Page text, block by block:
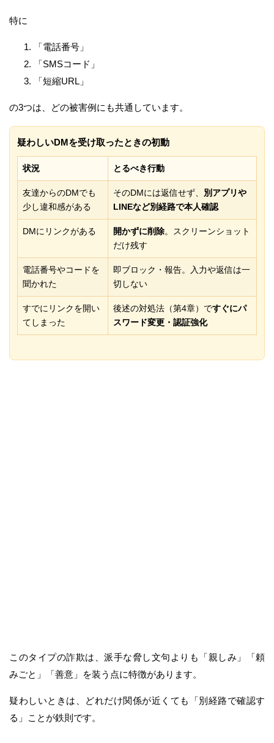
特に
「電話番号」
「SMSコード」
「短縮URL」
の3つは、どの被害例にも共通しています。
疑わしいDMを受け取ったときの初動
状況 とるべき行動
友達からのDMでも
少し違和感がある
そのDMには返信せず、 別アプリや
LINEなど別経路で本人確認
DMにリンクがある 開かずに削除。スクリーンショット
だけ残す
電話番号やコードを
聞かれた
即ブロック・報告。入力や返信は一
切しない
すでにリンクを開い
てしまった
後述の対処法（第4章）ですぐにパ
スワード変更・認証強化
このタイプの詐欺は、派手な脅し文句よりも「親しみ」「頼
みごと」「善意」を装う点に特徴があります。
疑わしいときは、どれだけ関係が近くても「別経路で確認す
る」ことが鉄則です。